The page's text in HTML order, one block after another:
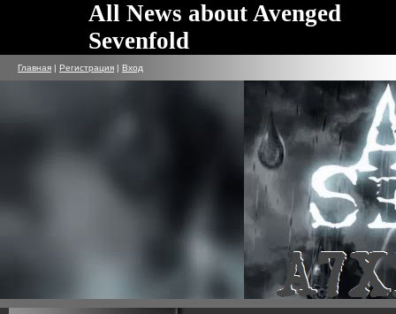
All News about Avenged
Sevenfold
Главная | Регистрация | Вход